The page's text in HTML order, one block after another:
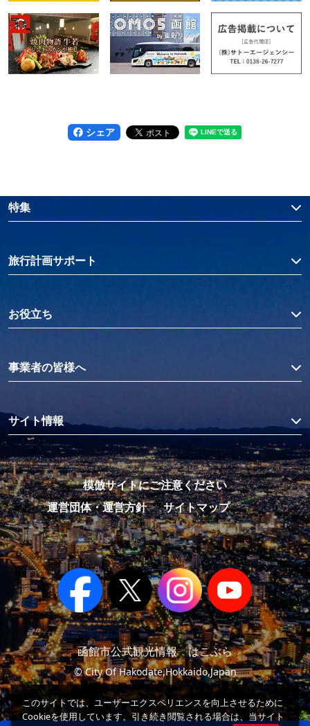
シェア
特集
旅行計画サポート
お役立ち
事業者の皆様へ
サイト情報
模倣サイトにご注意ください
運営団体・運営方針
サイトマップ
函館市公式観光情報 はこぶら
© City Of Hakodate,Hokkaido,Japan
このサイトでは、ユーザーエクスペリエンスを向上させるために
Cookieを使用しています。引き続き閲覧される場合は、当サイト